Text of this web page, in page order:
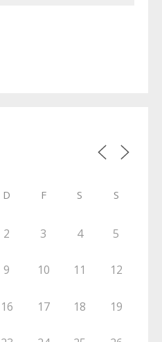
D F S S
2 3 4 5
9 10 11 12
16 17 18 19